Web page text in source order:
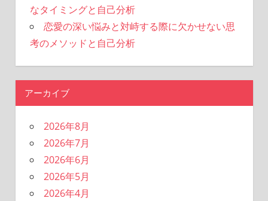
なタイミングと自己分析
恋愛の深い悩みと対峙する際に欠かせない思
考のメソッドと自己分析
アーカイブ
2026年8月
2026年7月
2026年6月
2026年5月
2026年4月